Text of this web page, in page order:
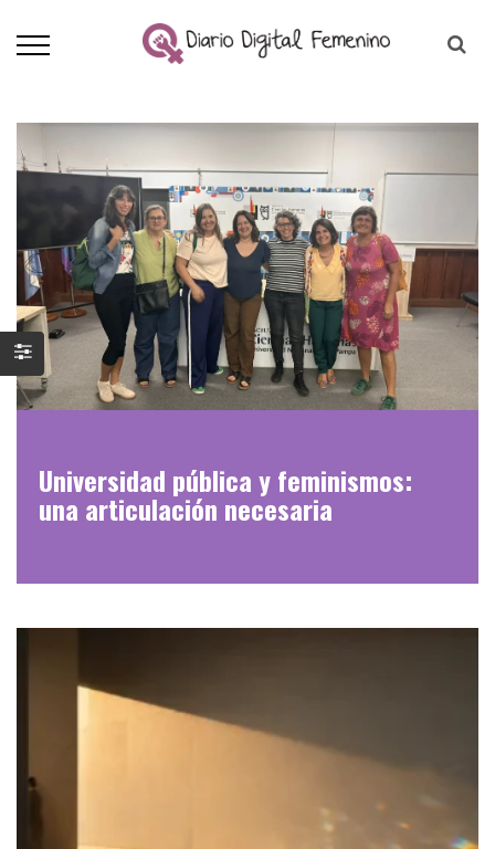
Universidad pública y feminismos:
una articulación necesaria